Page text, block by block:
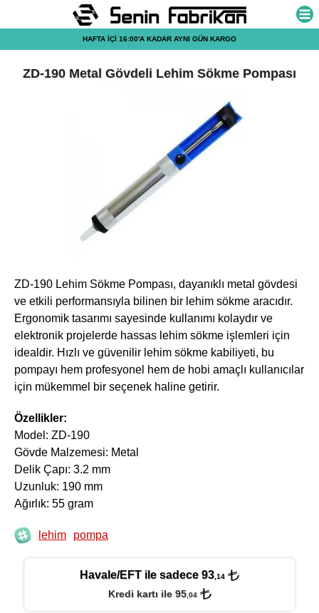
HAFTA İÇİ 16:00'A KADAR AYNI GÜN KARGO
ZD-190 Metal Gövdeli Lehim Sökme Pompası
ZD-190 Lehim Sökme Pompası, dayanıklı metal gövdesi
ve etkili performansıyla bilinen bir lehim sökme aracıdır.
Ergonomik tasarımı sayesinde kullanımı kolaydır ve
elektronik projelerde hassas lehim sökme işlemleri için
idealdir. Hızlı ve güvenilir lehim sökme kabiliyeti, bu
pompayı hem profesyonel hem de hobi amaçlı kullanıcılar
için mükemmel bir seçenek haline getirir.
Özellikler:
Model: ZD-190
Gövde Malzemesi: Metal
Delik Çapı: 3.2 mm
Uzunluk: 190 mm
Ağırlık: 55 gram
lehim pompa
Havale/EFT ile sadece 93 ,14
Kredi kartı ile 95,04